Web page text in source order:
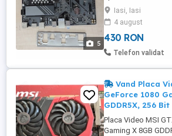
5
7700 si ram ddr5
placa din poze.
GIGABYTE B650M
ATX, compatibilă
Ryzen seria 7000,
Iasi, Iasi
4 august
430 RON
Telefon validat
Vand Placa
GeForce 1080
GDDR5X, 256 Bit
Placa Video MSI
Gaming X 8GB